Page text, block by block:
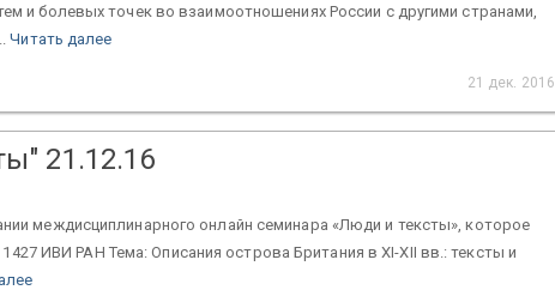
и болевых точек во взаимоотношениях России с другими странами,
Читать далее
21 дек. 2016
21.12.16
междисциплинарного онлайн семинара «Люди и тексты», которое
ИВИ РАН Тема: Описания острова Британия в XI-XII вв.: тексты и